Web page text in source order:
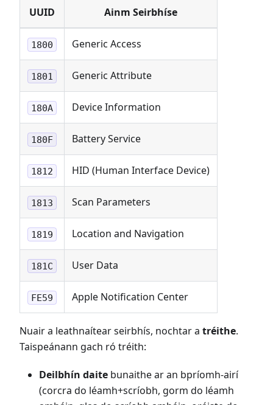
UUID Ainm Seirbhíse
1800 Generic Access
1801 Generic Attribute
180A Device Information
180F Battery Service
1812 HID (Human Interface Device)
1813 Scan Parameters
1819 Location and Navigation
181C User Data
FE59 Apple Notification Center
Nuair a leathnaítear seirbhís, nochtar a tréithe.
Taispeánann gach ró tréith:
Deilbhín daite bunaithe ar an bpríomh-airí
(corcra do léamh+scríobh, gorm do léamh